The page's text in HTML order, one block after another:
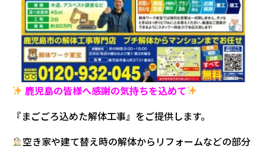
鹿児島の皆様へ感謝の気持ちを込めて
『まごごろ込めた解体工事』をご提供します。
空き家や建て替え時の解体からリフォームなどの部分